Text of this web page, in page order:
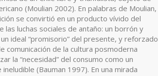
(Moulian 2002). En palabras de Moulian,
se convirtió en un producto vívido del
luchas sociales de antaño: un borrón y
ideal “promisorio” del presente, y reforzado
comunicación de la cultura posmoderna
la “necesidad” del consumo como un
(Bauman 1997). En una mirada